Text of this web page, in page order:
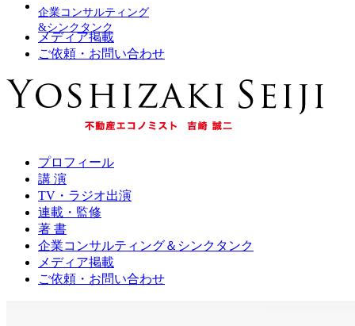
企業コンサルティング
&シンクタンク
メディア掲載
ご依頼・お問い合わせ
プロフィール
講 演
TV・ラジオ出演
連載・監修
著 書
企業コンサルティング＆シンクタンク
メディア掲載
ご依頼・お問い合わせ